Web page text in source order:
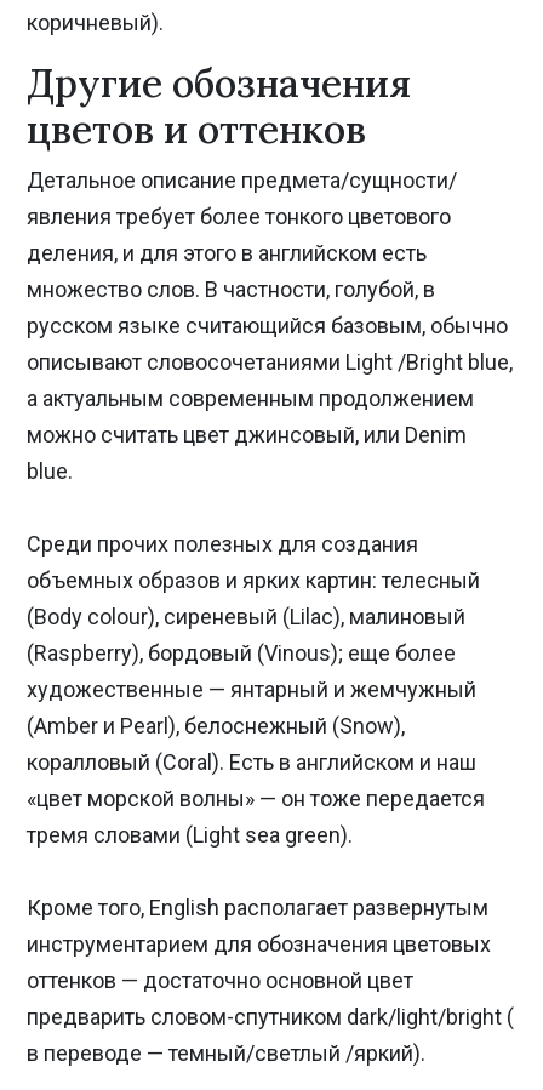
коричневый).
Другие обозначения
цветов и оттенков
Детальное описание предмета/сущности/
явления требует более тонкого цветового
деления, и для этого в английском есть
множество слов. В частности, голубой, в
русском языке считающийся базовым, обычно
описывают словосочетаниями Light /Bright blue,
а актуальным современным продолжением
можно считать цвет джинсовый, или Denim
blue.
Среди прочих полезных для создания
объемных образов и ярких картин: телесный
(Body colour), сиреневый (Lilac), малиновый
(Raspberry), бордовый (Vinous); еще более
художественные — янтарный и жемчужный
(Amber и Pearl), белоснежный (Snow),
коралловый (Coral). Есть в английском и наш
«цвет морской волны» — он тоже передается
тремя словами (Light sea green).
Кроме того, English располагает развернутым
инструментарием для обозначения цветовых
оттенков — достаточно основной цвет
предварить словом-спутником dark/light/bright (
в переводе — темный/светлый /яркий).